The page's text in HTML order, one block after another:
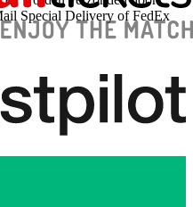
Special Delivery of FedEx